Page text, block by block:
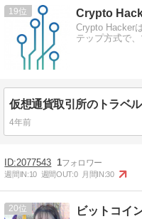
19 Crypto
Crypto Hacker
テップ方式で
4年前
2077543 1
週間IN:10 週間OUT:0 月間IN:30
20 ビットコイ